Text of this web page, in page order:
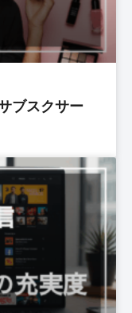
ブスクサー